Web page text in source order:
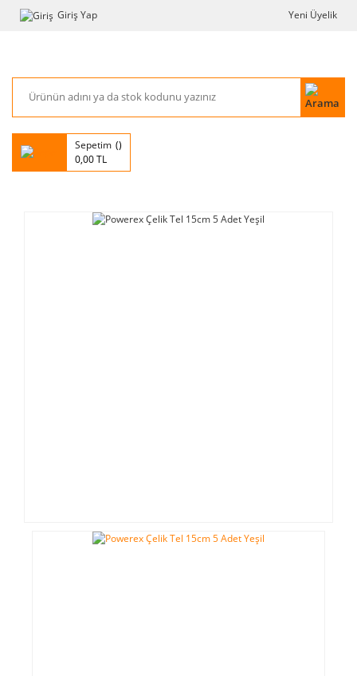
Giriş Yap Yeni Üyelik
Sepetim
0,00 TL